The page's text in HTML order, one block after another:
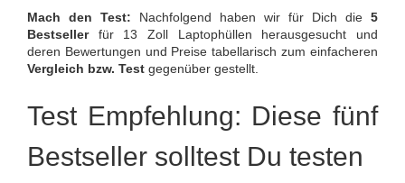
Mach den Test: Nachfolgend haben wir für Dich die 5
Bestsellerfür 13 Zoll Laptophüllen herausgesucht und
deren Bewertungen und Preise tabellarisch zum einfacheren
Vergleich bzw. Test gegenüber gestellt.
Test Empfehlung: Diese fünf
Bestseller solltest Du testen